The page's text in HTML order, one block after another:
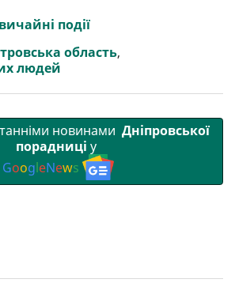
l g
r
m
s
A
p
події
область,
людей
новинами Дніпровської
порадниці у
GoogleNews